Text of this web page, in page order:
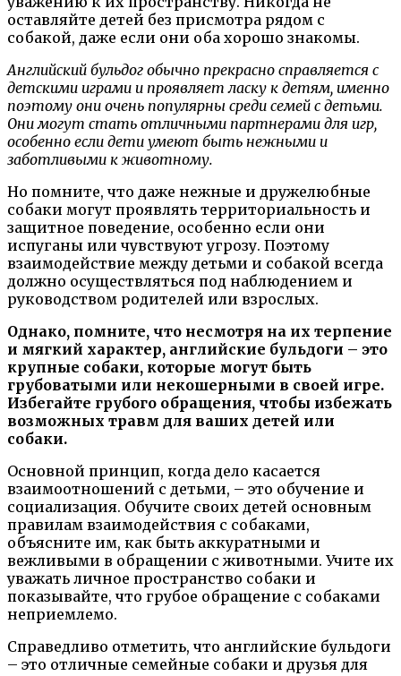
оставляйте детей без присмотра рядом с
собакой, даже если они оба хорошо знакомы.
Английский бульдог обычно прекрасно справляется с
детскими играми и проявляет ласку к детям, именно
поэтому они очень популярны среди семей с детьми.
Они могут стать отличными партнерами для игр,
особенно если дети умеют быть нежными и
заботливыми к животному.
Но помните, что даже нежные и дружелюбные
собаки могут проявлять территориальность и
защитное поведение, особенно если они
испуганы или чувствуют угрозу. Поэтому
взаимодействие между детьми и собакой всегда
должно осуществляться под наблюдением и
руководством родителей или взрослых.
Однако, помните, что несмотря на их терпение
и мягкий характер, английские бульдоги – это
крупные собаки, которые могут быть
грубоватыми или некошерными в своей игре.
Избегайте грубого обращения, чтобы избежать
возможных травм для ваших детей или
собаки.
Основной принцип, когда дело касается
взаимоотношений с детьми, – это обучение и
социализация. Обучите своих детей основным
правилам взаимодействия с собаками,
объясните им, как быть аккуратными и
вежливыми в обращении с животными. Учите их
уважать личное пространство собаки и
показывайте, что грубое обращение с собаками
неприемлемо.
Справедливо отметить, что английские бульдоги
– это отличные семейные собаки и друзья для